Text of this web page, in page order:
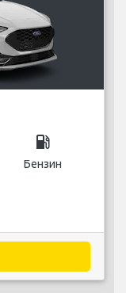
local_gas_station
Бензин